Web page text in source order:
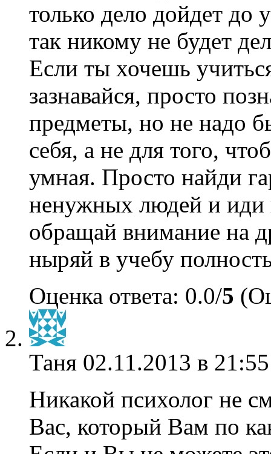
только дело дойдет до
так никому не будет
Если ты хочешь
зазнавайся, просто
предметы, но не надо
себя, а не для того,
умная. Просто найди
ненужных людей и иди
обращай внимание на
ныряй в учебу
Оценка ответа: 0.0/5
Таня 02.11.2013 в
Никакой психолог не
Вас, который Вам по